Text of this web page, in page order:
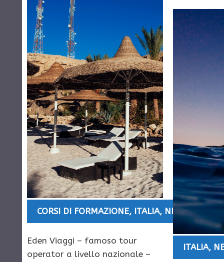
CORSI DI FORMAZIONE, ITALIA, NEWS,
Eden Viaggi – famoso tour
operator a livello nazionale –
ITALIA,